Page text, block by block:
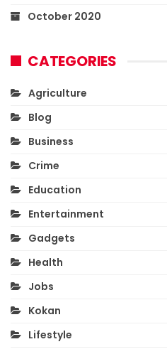
October 2020
CATEGORIES
Agriculture
Blog
Business
Crime
Education
Entertainment
Gadgets
Health
Jobs
Kokan
Lifestyle